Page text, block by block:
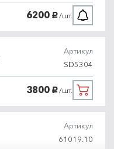
6200 руб./шт.
Артикул
SD5304
3800 руб./шт.
Артикул
61019.10